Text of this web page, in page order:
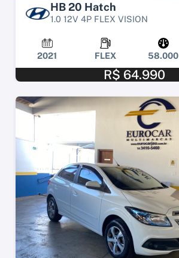
HB 20 Hatch
1.0 12V 4P FLEX VISION
2021 FLEX 58.000
R$ 64.990